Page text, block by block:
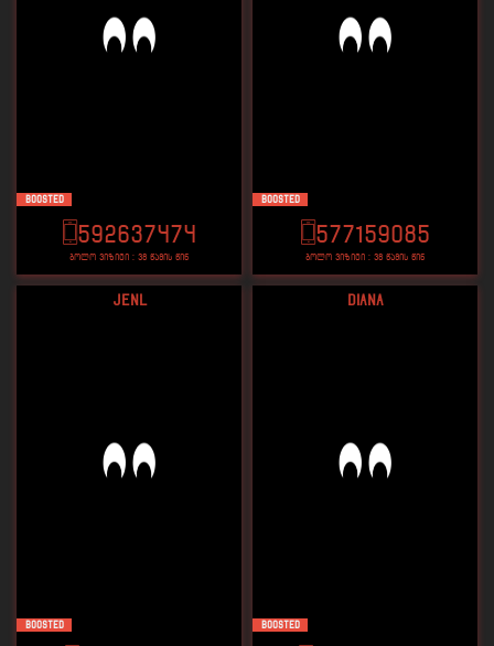
Boosted
592637474
ბოლო ვიზიტი : 38 წამის წინ
Boosted
577159085
ბოლო ვიზიტი : 38 წამის წინ
Jenl
Boosted
Diana
Boosted